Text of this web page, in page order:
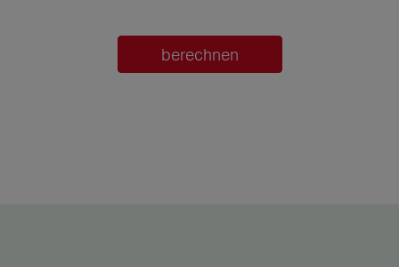
berechnen